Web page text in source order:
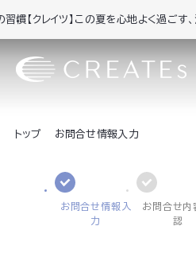
【クレイツ】この夏を心地よく過ごす、洗
トップ お問合せ情報入力
お問合せ情報入
力
お問合せ内
認